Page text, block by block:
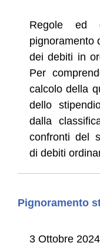
Regole ed
pignoramento
dei debiti in
Per
calcolo della
dello
dalla
confronti del
di debiti
Pignoramento
3 Ottobre